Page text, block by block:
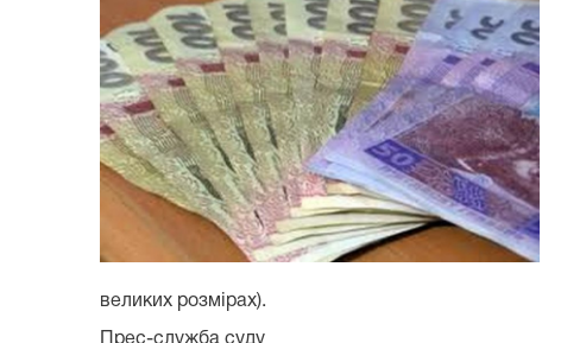
великих розмірах).
Прес-служба суду